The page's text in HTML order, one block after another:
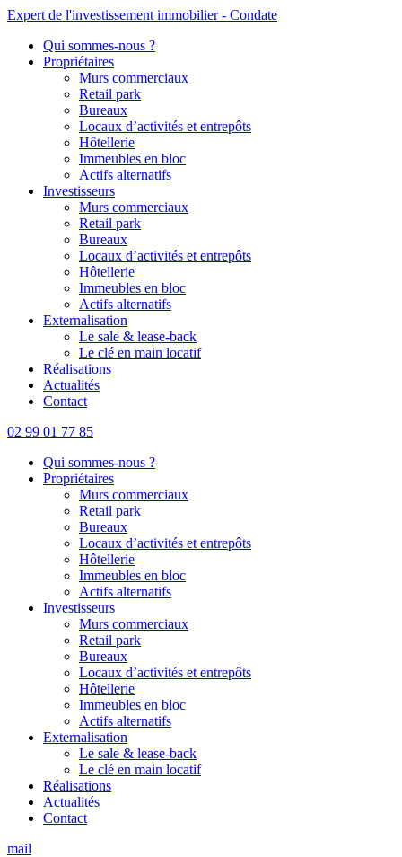
Expert de l'investissement immobilier - Condate
Qui sommes-nous ?
Propriétaires
Murs commerciaux
Retail park
Bureaux
Locaux d’activités et entrepôts
Hôtellerie
Immeubles en bloc
Actifs alternatifs
Investisseurs
Murs commerciaux
Retail park
Bureaux
Locaux d’activités et entrepôts
Hôtellerie
Immeubles en bloc
Actifs alternatifs
Externalisation
Le sale & lease-back
Le clé en main locatif
Réalisations
Actualités
Contact
02 99 01 77 85
Qui sommes-nous ?
Propriétaires
Murs commerciaux
Retail park
Bureaux
Locaux d’activités et entrepôts
Hôtellerie
Immeubles en bloc
Actifs alternatifs
Investisseurs
Murs commerciaux
Retail park
Bureaux
Locaux d’activités et entrepôts
Hôtellerie
Immeubles en bloc
Actifs alternatifs
Externalisation
Le sale & lease-back
Le clé en main locatif
Réalisations
Actualités
Contact
mail